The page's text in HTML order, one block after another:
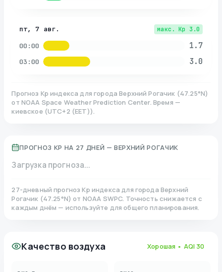
пт, 7 авг. макс. Kp 3.0
00:00 1.7
03:00 3.0
Прогноз Kp индекса для города Верхний Рогачик (47.25°N)
от NOAA Space Weather Prediction Center. Время —
киевское (UTC+2 (EET)).
ПРОГНОЗ KP НА 27 ДНЕЙ — ВЕРХНИЙ РОГАЧИК
Загрузка прогноза...
27-дневный прогноз Kp индекса для города Верхний
Рогачик (47.25°N)от NOAA SWPC. Точность снижается с
каждым днём — используйте для общего планирования.
Качество воздуха Хорошая • AQI 30